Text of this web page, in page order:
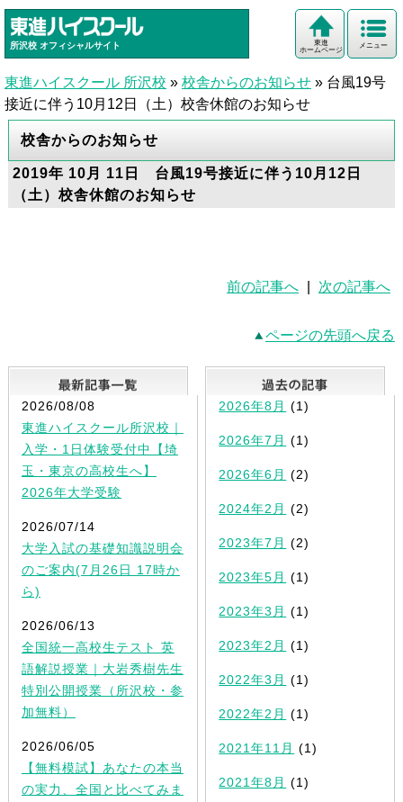
所沢校 オフィシャルサイト メニュー
東進
ホームページ
東進ハイスクール 所沢校 » 校舎からのお知らせ » 台風19号
接近に伴う10月12日（土）校舎休館のお知らせ
校舎からのお知らせ
2019年 10月 11日 台風19号接近に伴う10月12日
（土）校舎休館のお知らせ
前の記事へ 次の記事へ
ページの先頭へ戻る
最新記事一覧
2026/08/08
東進ハイスクール所沢校｜
入学・1日体験受付中【埼
玉・東京の高校生へ】
2026年大学受験
2026/07/14
大学入試の基礎知識説明会
のご案内(7月26日 17時か
ら)
2026/06/13
全国統一高校生テスト 英
語解説授業｜大岩秀樹先生
特別公開授業（所沢校・参
加無料）
2026/06/05
【無料模試】あなたの本当
の実力、全国と比べてみま
2026年8月 (1)
2026年7月 (1)
2026年6月 (2)
2024年2月 (2)
2023年7月 (2)
2023年5月 (1)
2023年3月 (1)
2023年2月 (1)
2022年3月 (1)
2022年2月 (1)
2021年11月 (1)
2021年8月 (1)